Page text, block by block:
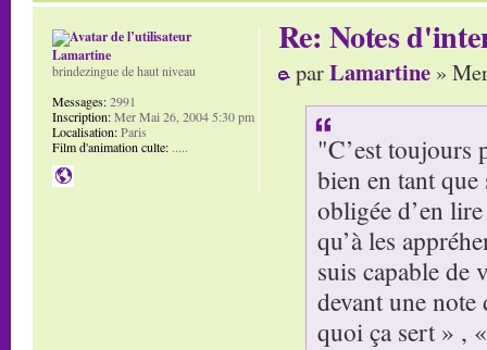
Re: Notes
parLamartine »
"C’est toujours
bien en tant que
obligée d’en
qu’à les
suis capable de
devant une
quoi ça sert » ,
Lamartine
brindezingue de haut niveau
Messages:2991
Inscription:Mer Mai 26, 2004 5:30 pm
Localisation:Paris
Film d'animation culte: .....